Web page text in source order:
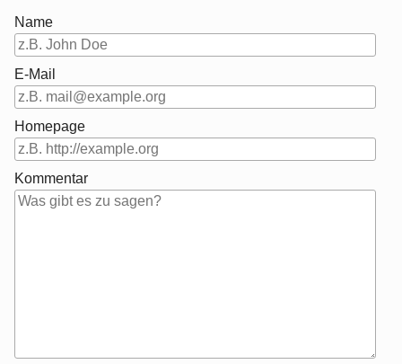
Name
E-Mail
Homepage
Kommentar